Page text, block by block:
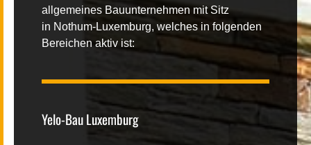
Karriere
Kontakt
allgemeines Bauunternehmen mit Sitz
in Nothum-Luxemburg, welches in folgenden
Bereichen aktiv ist:
Yelo-Bau Luxemburg